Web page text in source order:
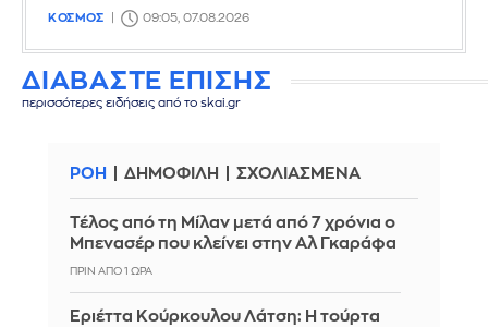
ΚΟΣΜΟΣ 09:05, 07.08.2026
ΔΙΑΒΑΣΤΕ ΕΠΙΣΗΣ
περισσότερες ειδήσεις από το skai.gr
ΡΟΗ ΔΗΜΟΦΙΛΗ ΣΧΟΛΙΑΣΜΕΝΑ
Τέλος από τη Μίλαν μετά από 7 χρόνια ο
Μπενασέρ που κλείνει στην Αλ Γκαράφα
ΠΡΙΝ ΑΠΌ 1 ΏΡΑ
Εριέττα Κούρκουλου Λάτση: Η τούρτα